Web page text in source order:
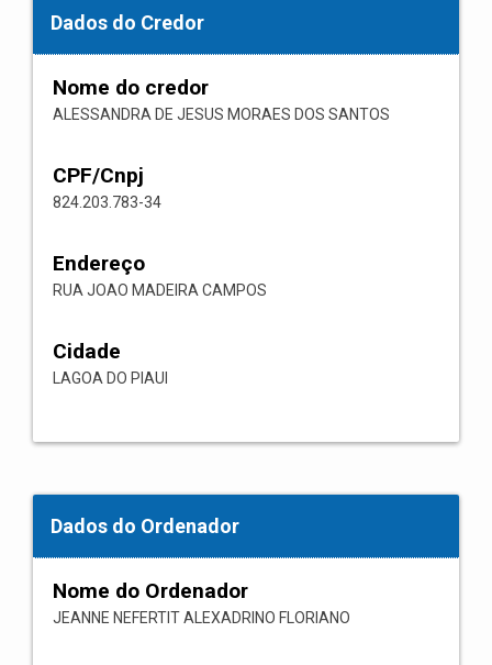
Dados do Credor
Nome do credor
ALESSANDRA DE JESUS MORAES DOS SANTOS
CPF/Cnpj
824.203.783-34
Endereço
RUA JOAO MADEIRA CAMPOS
Cidade
LAGOA DO PIAUI
Dados do Ordenador
Nome do Ordenador
JEANNE NEFERTIT ALEXADRINO FLORIANO